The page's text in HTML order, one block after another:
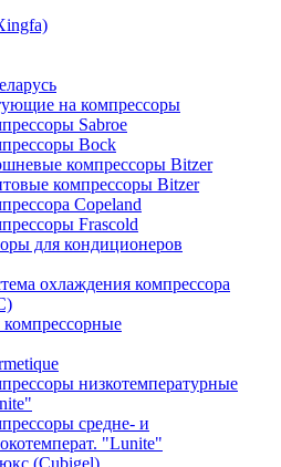
на компрессоры
Sabroe
Bock
компрессоры Bitzer
компрессоры Bitzer
Copeland
Frascold
для кондиционеров
охлаждения компрессора
низкотемпературные
средне- и
"Lunite"